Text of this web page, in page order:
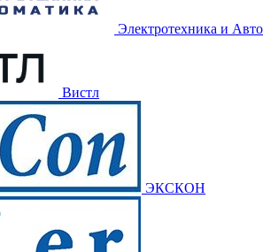
Электротехника и
Вистл
ЭКСКОН